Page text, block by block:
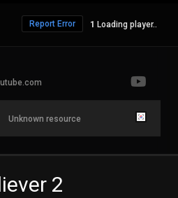
Loading player..
Report Error
Unknown resource
2